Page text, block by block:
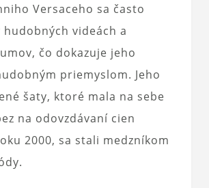
Versaceho sa často
videách a
čo dokazuje jeho
priemyslom. Jeho
šaty, ktoré mala na sebe
na odovzdávaní cien
2000, sa stali medzníkom